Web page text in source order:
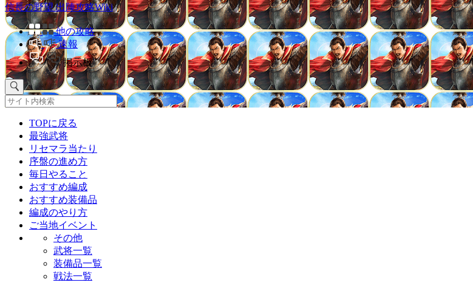
信長の野望 出陣攻略Wiki
他の攻略
速報
掲示板
TOPに戻る
最強武将
リセマラ当たり
序盤の進め方
毎日やること
おすすめ編成
おすすめ装備品
編成のやり方
ご当地イベント
その他
武将一覧
装備品一覧
戦法一覧